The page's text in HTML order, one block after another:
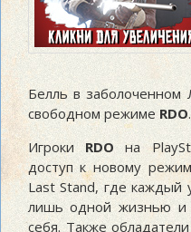
Белль в
свободном режимеRDO.
ИгрокиRDO на
доступ к новому
Last Stand, где каждый
лишь одной жизнью и
себя. Также